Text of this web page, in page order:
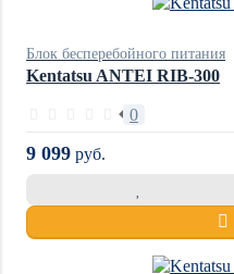
Блок бесперебойного питания
Kentatsu ANTEI RIB-300
0
9 099 руб.